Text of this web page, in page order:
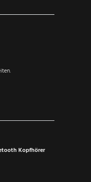
Kopfhörer